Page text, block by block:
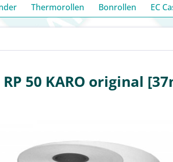
Thermorollen Bonrollen EC
50 KARO original